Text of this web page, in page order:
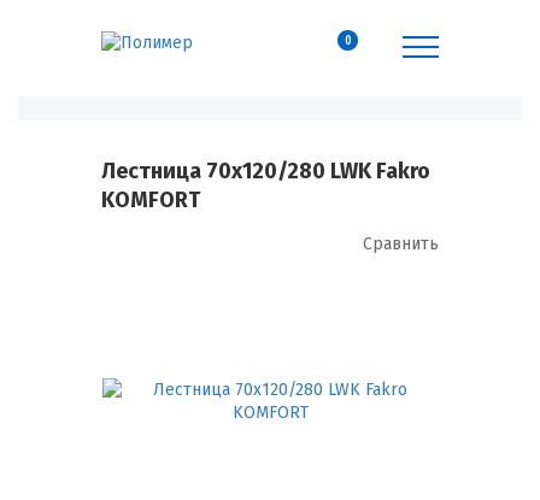
0
Лестница 70x120/280 LWK Fakro
KOMFORT
Сравнить